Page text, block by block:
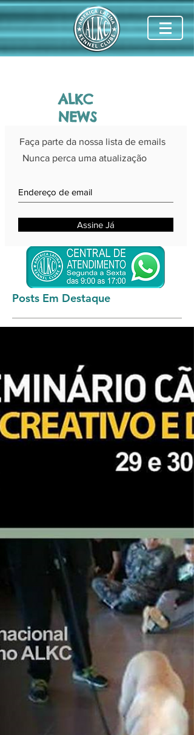
ALKC
NEWS
Faça parte da nossa lista de emails
Nunca perca uma atualização
Assine Já
Posts Em Destaque